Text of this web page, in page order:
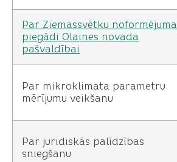
Par Ziemassvētku noformējuma
piegādi Olaines novada
pašvaldībai
Par mikroklimata parametru
mērījumu veikšanu
Par juridiskās palīdzības
sniegšanu